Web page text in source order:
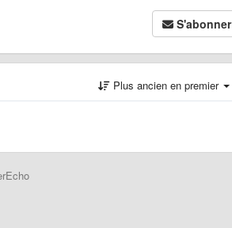
S'abonner
Plus ancien en premier